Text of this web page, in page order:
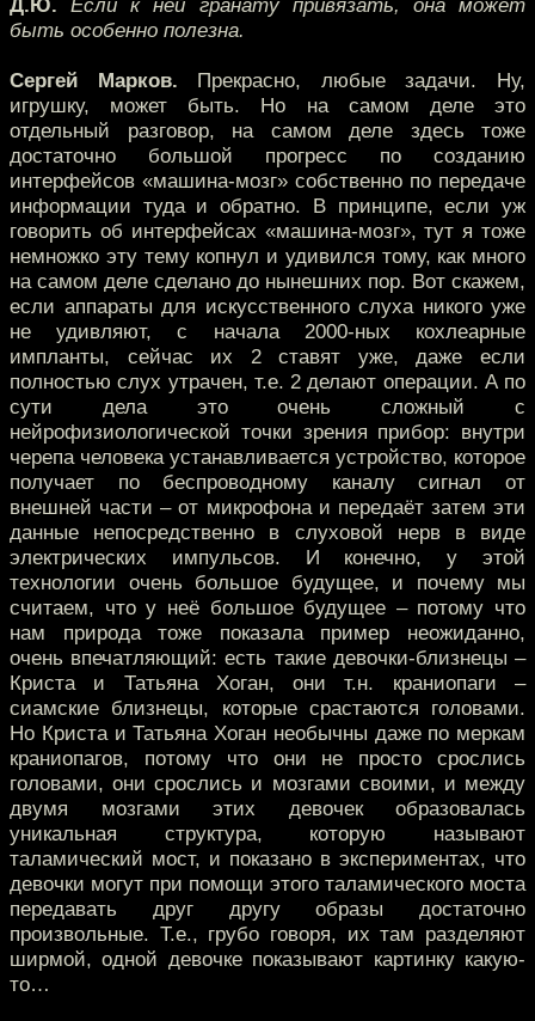
Д.Ю. Если к ней гранату привязать, она может
быть особенно полезна.
Сергей Марков. Прекрасно, любые задачи. Ну,
игрушку, может быть. Но на самом деле это
отдельный разговор, на самом деле здесь тоже
достаточно большой прогресс по созданию
интерфейсов «машина-мозг» собственно по передаче
информации туда и обратно. В принципе, если уж
говорить об интерфейсах «машина-мозг», тут я тоже
немножко эту тему копнул и удивился тому, как много
на самом деле сделано до нынешних пор. Вот скажем,
если аппараты для искусственного слуха никого уже
не удивляют, с начала 2000-ных кохлеарные
импланты, сейчас их 2 ставят уже, даже если
полностью слух утрачен, т.е. 2 делают операции. А по
сути дела это очень сложный с
нейрофизиологической точки зрения прибор: внутри
черепа человека устанавливается устройство, которое
получает по беспроводному каналу сигнал от
внешней части – от микрофона и передаёт затем эти
данные непосредственно в слуховой нерв в виде
электрических импульсов. И конечно, у этой
технологии очень большое будущее, и почему мы
считаем, что у неё большое будущее – потому что
нам природа тоже показала пример неожиданно,
очень впечатляющий: есть такие девочки-близнецы –
Криста и Татьяна Хоган, они т.н. краниопаги –
сиамские близнецы, которые срастаются головами.
Но Криста и Татьяна Хоган необычны даже по меркам
краниопагов, потому что они не просто срослись
головами, они срослись и мозгами своими, и между
двумя мозгами этих девочек образовалась
уникальная структура, которую называют
таламический мост, и показано в экспериментах, что
девочки могут при помощи этого таламического моста
передавать друг другу образы достаточно
произвольные. Т.е., грубо говоря, их там разделяют
ширмой, одной девочке показывают картинку какую-
то…